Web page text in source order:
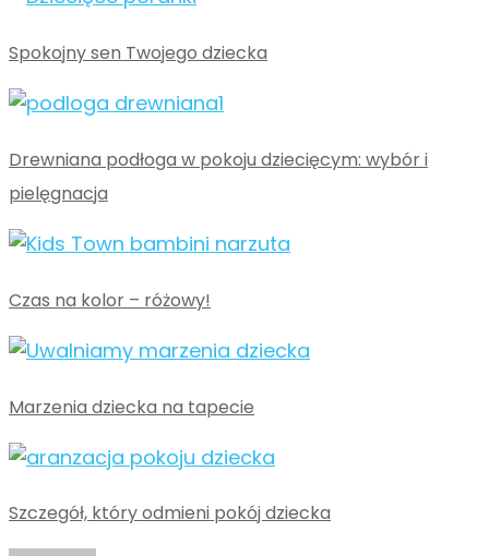
Spokojny sen Twojego dziecka
Drewniana podłoga w pokoju dziecięcym: wybór i
pielęgnacja
Czas na kolor – różowy!
Marzenia dziecka na tapecie
Szczegół, który odmieni pokój dziecka